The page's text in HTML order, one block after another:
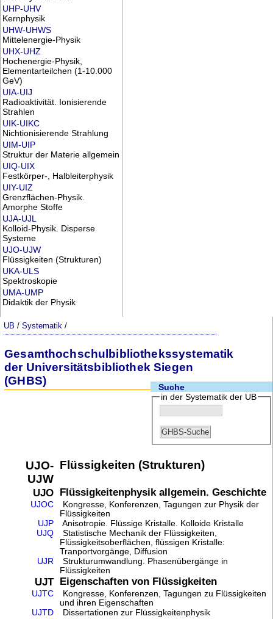
UHP-UHV
Kernphysik
UHW-UHWS
Mittelenergie-Physik
UHX-UHZ
Hochenergie-Physik,
Elementarteilchen (1-10.000
GeV)
UIA-UIJ
Radioaktivität. Ionisierende
Strahlen
UIK-UIKC
Nichtionisierende Strahlung
UIM-UIP
Struktur der Materie allgemein
UIQ-UIX
Festkörper-, Halbleiterphysik
UIY-UIZ
Grenzflächen-Physik.
Amorphe Stoffe
UJA-UJL
Kolloid-Physik. Disperse
Systeme
UJO-UJW
Flüssigkeiten (Strukturen)
UKA-ULS
Spektroskopie
UMA-UMP
Didaktik der Physik
UB /Systematik /
Gesamthochschulbibliothekssystematik
der Universitätsbibliothek Siegen
(GHBS)
Suche
in der Systematik der UB
UJO-
UJW
Flüssigkeiten (Strukturen)
UJO Flüssigkeitenphysik allgemein. Geschichte
UJOC
Kongresse, Konferenzen, Tagungen zur Physik der
Flüssigkeiten
UJP
Anisotropie. Flüssige Kristalle. Kolloide Kristalle
UJQ
Statistische Mechanik der Flüssigkeiten,
Flüssigkeitsoberflächen, flüssigen Kristalle:
Tranportvorgänge, Diffusion
UJR
Strukturumwandlung. Phasenübergänge in
Flüssigkeiten
UJT Eigenschaften von Flüssigkeiten
UJTC
Kongresse, Konferenzen, Tagungen zu Flüssigkeiten
und ihren Eigenschaften
UJTD
Dissertationen zur Flüssigkeitenphysik